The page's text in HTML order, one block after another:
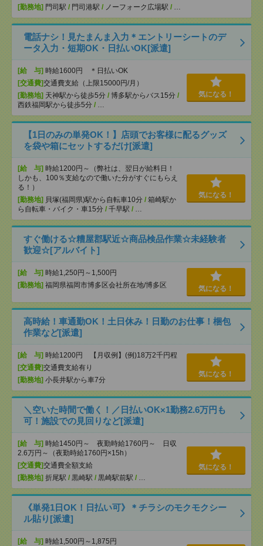
[勤務地] 門司駅 / 門司港駅 / ノーフォーク広場駅 / …
電話ナシ！見たまんま入力＊エントリーシートのデ
ータ入力・短期OK・日払いOK[派遣]
[給 与] 時給1600円 ＊日払いOK
[交通費]交通費支給（上限15000円/月）
[勤務地] 天神駅から徒歩5分 / 博多駅からバス15分 /
西鉄福岡駅から徒歩5分 / …
気になる！
【1日のみの単発OK！】店頭でお客様に配るグッズ
を袋や箱にセットするだけ[派遣]
[給 与] 時給1200円～（弊社は、翌日が給料日！
しかも、100％支給なので働いた分がすぐにもらえ
る！）
[勤務地] 貝塚(福岡県)駅から自転車10分 / 箱崎駅か
ら自転車・バイク・車15分 / 千早駅 / …
気になる！
すぐ働ける☆糟屋郡駅近☆商品検品作業☆未経験者
歓迎☆[アルバイト]
[給 与] 時給1,250円～1,500円
[勤務地] 福岡県福岡市博多区会社所在地/博多区 気になる！
高時給！車通勤OK！土日休み！日勤のお仕事！梱包
作業など[派遣]
[給 与] 時給1200円 【月収例】(例)18万2千円程
[交通費]交通費支給有り
[勤務地] 小長井駅から車7分
気になる！
＼空いた時間で働く！／日払いOK×1勤務2.6万円も
可！施設での見回りなど[派遣]
[給 与] 時給1450円～ 夜勤時給1760円～ 日収
2.6万円～（夜勤時給1760円×15h）
[交通費]交通費全額支給
[勤務地] 折尾駅 / 黒崎駅 / 黒崎駅前駅 / …
気になる！
《単発1日OK！日払い可》＊チラシのモクモクシー
ル貼り[派遣]
[給 与] 時給1,500円～1,875円